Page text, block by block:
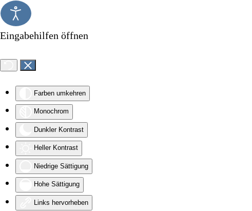
Eingabehilfen öffnen
Farben umkehren
Monochrom
Dunkler Kontrast
Heller Kontrast
Niedrige Sättigung
Hohe Sättigung
Links hervorheben